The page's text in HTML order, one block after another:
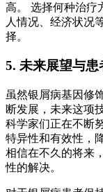
高。 选择何种治疗
人情况、经济状况
择。
5. 未来展望与患
虽然银屑病基因修
断发展，未来这项
科学家们正在不断
特异性和有效性，
相信在不久的将来
性的解决。